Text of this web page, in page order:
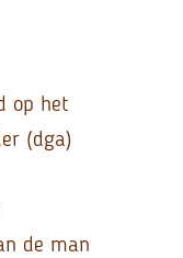
op het
(dga)
de man